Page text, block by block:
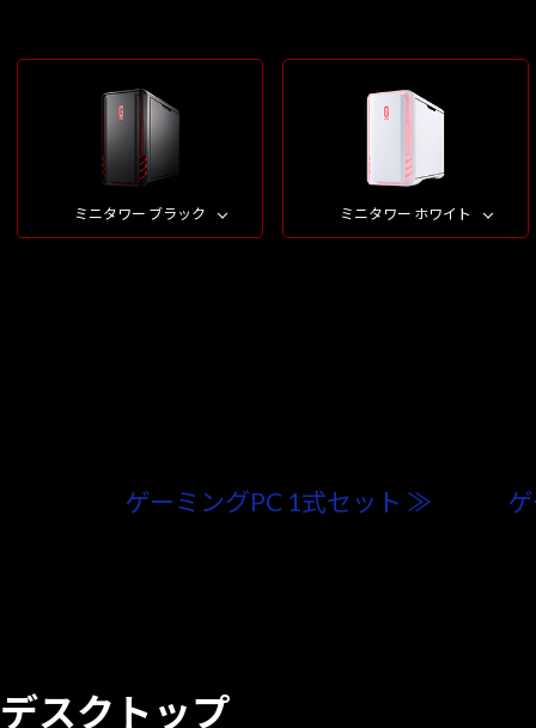
ミニタワー ブラック ミニタワー ホワイト
ゲーミングPC 1式セット ≫
デスクトップ